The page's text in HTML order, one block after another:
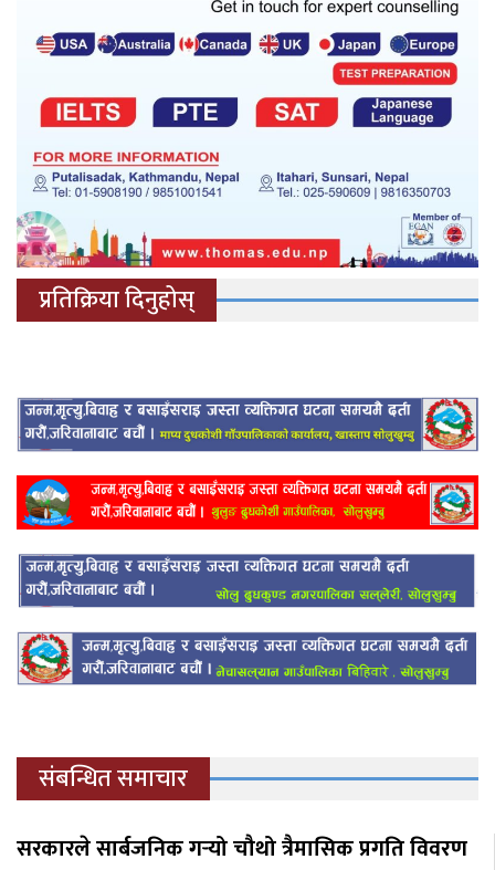
प्रतिक्रिया दिनुहोस्
संबन्धित समाचार
सरकारले सार्बजनिक गर्‍यो चौथो त्रैमासिक प्रगति विवरण